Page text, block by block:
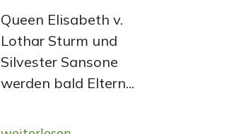
Queen Elisabeth v.
Lothar Sturm und
Silvester Sansone
werden bald Eltern...